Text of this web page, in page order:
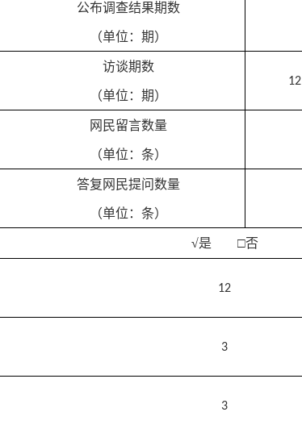
公布调查结果期数
（单位：期）
访谈期数
（单位：期）
12
网民留言数量
（单位：条）
答复网民提问数量
（单位：条）
√是 □否
12
3
3